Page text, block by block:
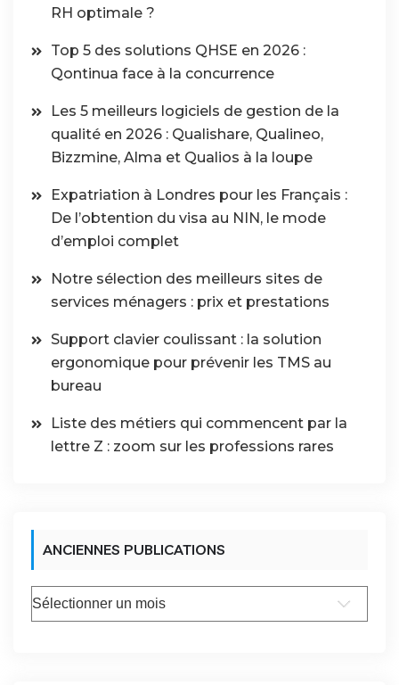
RH optimale ?
Top 5 des solutions QHSE en 2026 :
Qontinua face à la concurrence
Les 5 meilleurs logiciels de gestion de la
qualité en 2026 : Qualishare, Qualineo,
Bizzmine, Alma et Qualios à la loupe
Expatriation à Londres pour les Français :
De l’obtention du visa au NIN, le mode
d’emploi complet
Notre sélection des meilleurs sites de
services ménagers : prix et prestations
Support clavier coulissant : la solution
ergonomique pour prévenir les TMS au
bureau
Liste des métiers qui commencent par la
lettre Z : zoom sur les professions rares
ANCIENNES PUBLICATIONS
Anciennes
publications